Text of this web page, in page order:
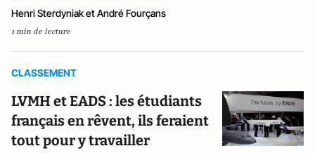
Henri Sterdyniak et André Fourçans
1 min de lecture
CLASSEMENT
LVMH et EADS : les étudiants
français en rêvent, ils feraient
tout pour y travailler